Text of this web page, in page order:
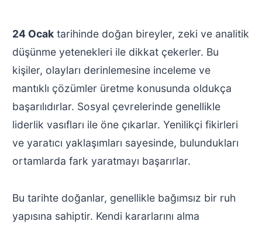
24 Ocaktarihinde doğan bireyler, zeki ve analitik
düşünme yetenekleri ile dikkat çekerler. Bu
kişiler, olayları derinlemesine inceleme ve
mantıklı çözümler üretme konusunda oldukça
başarılıdırlar. Sosyal çevrelerinde genellikle
liderlik vasıfları ile öne çıkarlar. Yenilikçi fikirleri
ve yaratıcı yaklaşımları sayesinde, bulundukları
ortamlarda fark yaratmayı başarırlar.
Bu tarihte doğanlar, genellikle bağımsız bir ruh
yapısına sahiptir. Kendi kararlarını alma